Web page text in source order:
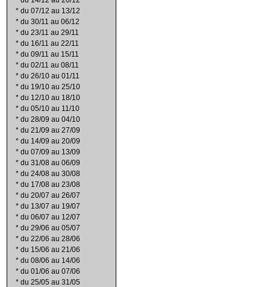
* du 07/12 au 13/12
* du 30/11 au 06/12
* du 23/11 au 29/11
* du 16/11 au 22/11
* du 09/11 au 15/11
* du 02/11 au 08/11
* du 26/10 au 01/11
* du 19/10 au 25/10
* du 12/10 au 18/10
* du 05/10 au 11/10
* du 28/09 au 04/10
* du 21/09 au 27/09
* du 14/09 au 20/09
* du 07/09 au 13/09
* du 31/08 au 06/09
* du 24/08 au 30/08
* du 17/08 au 23/08
* du 20/07 au 26/07
* du 13/07 au 19/07
* du 06/07 au 12/07
* du 29/06 au 05/07
* du 22/06 au 28/06
* du 15/06 au 21/06
* du 08/06 au 14/06
* du 01/06 au 07/06
* du 25/05 au 31/05